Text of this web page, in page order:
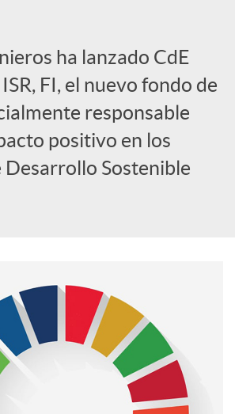
ha lanzado CdE
FI, el nuevo fondo de
responsable
positivo en los
Sostenible